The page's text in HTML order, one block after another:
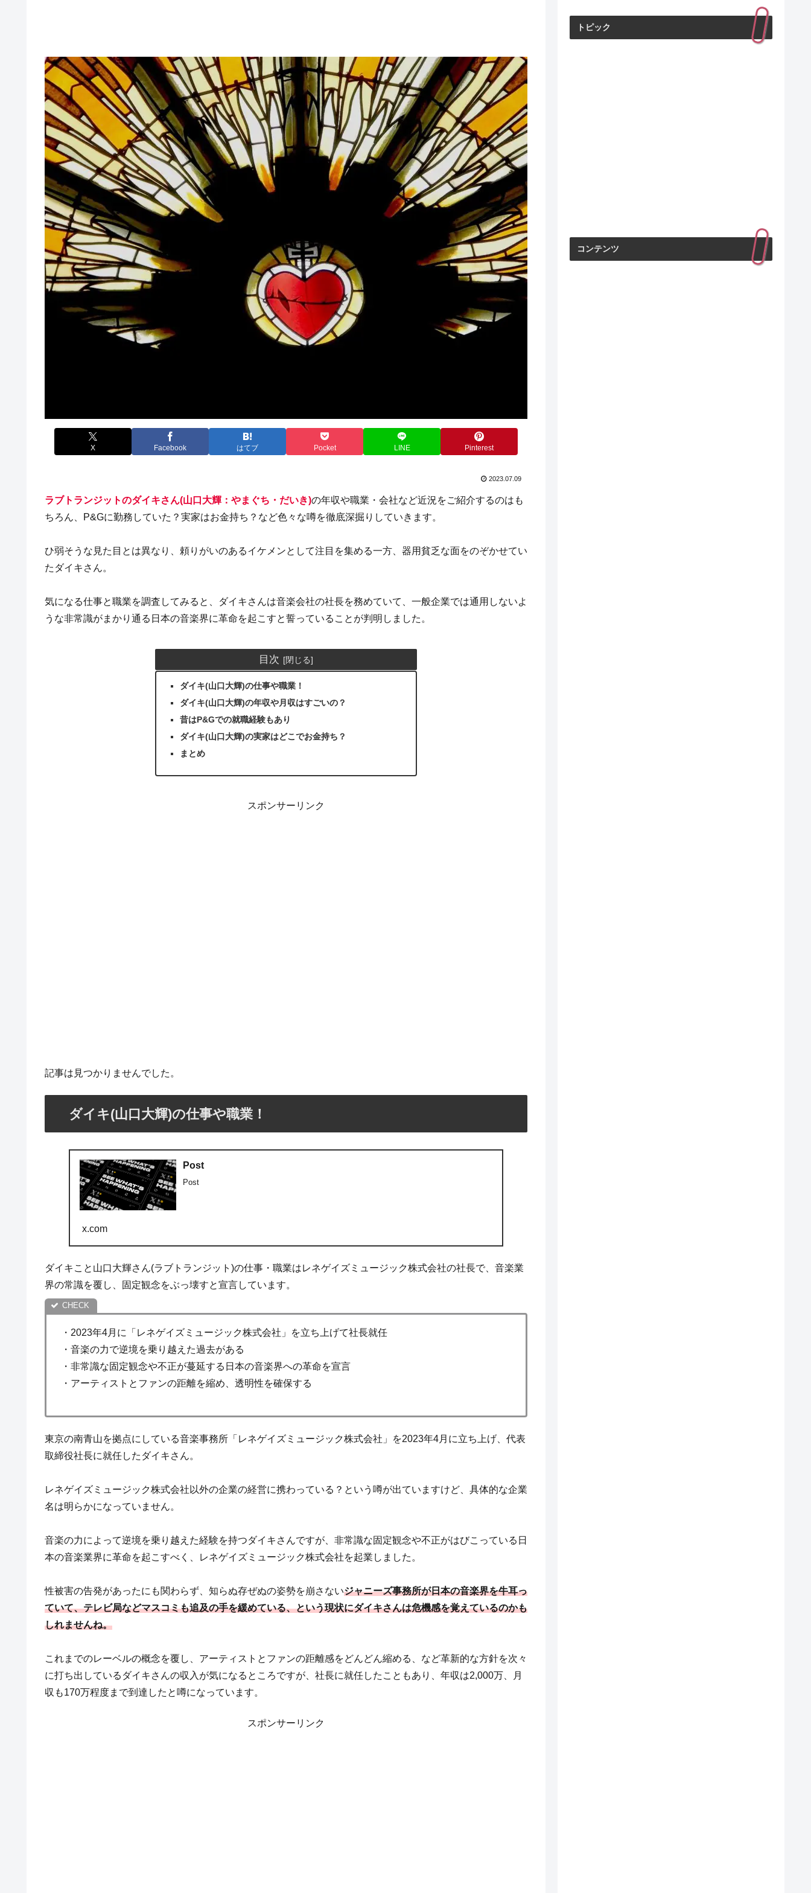
X Facebook はてブ Pocket LINE Pinterest
2023.07.09
ラブトランジットのダイキさん(山口大輝：やまぐち・だいき)の年収や職業・会社など近況をご紹介するのはも
ちろん、P&Gに勤務していた？実家はお金持ち？など色々な噂を徹底深掘りしていきます。
ひ弱そうな見た目とは異なり、頼りがいのあるイケメンとして注目を集める一方、器用貧乏な面をのぞかせてい
たダイキさん。
気になる仕事と職業を調査してみると、ダイキさんは音楽会社の社長を務めていて、一般企業では通用しないよ
うな非常識がまかり通る日本の音楽界に革命を起こすと誓っていることが判明しました。
目次
ダイキ(山口大輝)の仕事や職業！
ダイキ(山口大輝)の年収や月収はすごいの？
昔はP&Gでの就職経験もあり
ダイキ(山口大輝)の実家はどこでお金持ち？
まとめ
スポンサーリンク
記事は見つかりませんでした。
ダイキ(山口大輝)の仕事や職業！
Post
Post
x.com
ダイキこと山口大輝さん(ラブトランジット)の仕事・職業はレネゲイズミュージック株式会社の社長で、音楽業
界の常識を覆し、固定観念をぶっ壊すと宣言しています。
・2023年4月に「レネゲイズミュージック株式会社」を立ち上げて社長就任
・音楽の力で逆境を乗り越えた過去がある
・非常識な固定観念や不正が蔓延する日本の音楽界への革命を宣言
・アーティストとファンの距離を縮め、透明性を確保する
東京の南青山を拠点にしている音楽事務所「レネゲイズミュージック株式会社」を2023年4月に立ち上げ、代表
取締役社長に就任したダイキさん。
レネゲイズミュージック株式会社以外の企業の経営に携わっている？という噂が出ていますけど、具体的な企業
名は明らかになっていません。
音楽の力によって逆境を乗り越えた経験を持つダイキさんですが、非常識な固定観念や不正がはびこっている日
本の音楽業界に革命を起こすべく、レネゲイズミュージック株式会社を起業しました。
性被害の告発があったにも関わらず、知らぬ存ぜぬの姿勢を崩さないジャニーズ事務所が日本の音楽界を牛耳っ
ていて、テレビ局などマスコミも追及の手を緩めている、という現状にダイキさんは危機感を覚えているのかも
しれませんね。
これまでのレーベルの概念を覆し、アーティストとファンの距離感をどんどん縮める、など革新的な方針を次々
に打ち出しているダイキさんの収入が気になるところですが、社長に就任したこともあり、年収は2,000万、月
収も170万程度まで到達したと噂になっています。
スポンサーリンク
トピック
コンテンツ